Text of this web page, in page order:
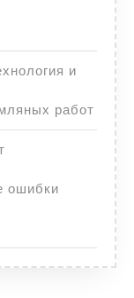
и
работ
ошибки